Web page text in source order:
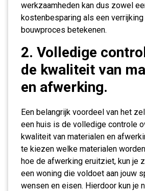
werkzaamheden kan dus zowel
kostenbesparing als een verrijking
bouwproces betekenen.
2. Volledige
de kwaliteit van
en afwerking.
Een belangrijk voordeel van het
een huis is de volledige controle
kwaliteit van materialen en
te kiezen welke materialen
hoe de afwerking eruitziet, kun je
een woning die voldoet aan jouw
wensen en eisen. Hierdoor kun je